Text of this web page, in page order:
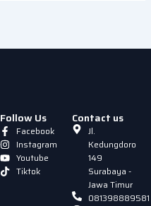
Follow Us
Facebook
Instagram
Youtube
Tiktok
Contact us
Jl.
Kedungdoro
149
Surabaya -
Jawa Timur
081398889581